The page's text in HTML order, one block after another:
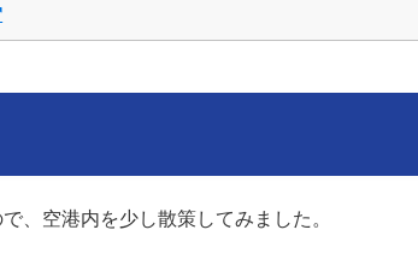
、空港内を少し散策してみました。